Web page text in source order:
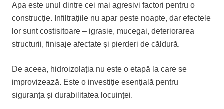
Apa este unul dintre cei mai agresivi factori pentru o
construcție. Infiltrațiile nu apar peste noapte, dar efectele
lor sunt costisitoare – igrasie, mucegai, deteriorarea
structurii, finisaje afectate și pierderi de căldură.
De aceea, hidroizolația nu este o etapă la care se
improvizează. Este o investiție esențială pentru
siguranța și durabilitatea locuinței.